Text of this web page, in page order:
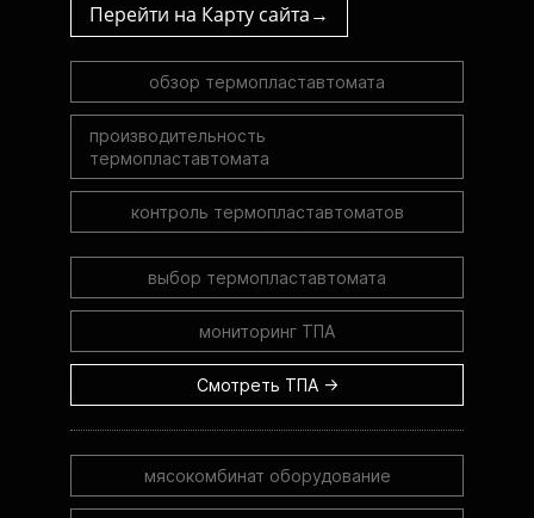
Перейти на Карту сайта→
обзор термопластавтомата
производительность
термопластавтомата
контроль термопластавтоматов
выбор термопластавтомата
мониторинг ТПА
Смотреть ТПА →
мясокомбинат оборудование